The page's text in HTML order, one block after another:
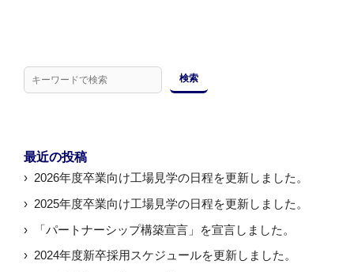
検索
最近の投稿
2026年度卒業向け工場見学の日程を更新しました。
2025年度卒業向け工場見学の日程を更新しました。
「パートナーシップ構築宣言」を宣言しました。
2024年度新卒採用スケジュールを更新しました。